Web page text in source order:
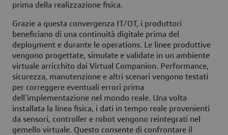
prima della realizzazione fisica.
Grazie a questa convergenza IT/OT, i produttori
beneficiano di una continuità digitale prima del
deployment e durante le operations. Le linee produttive
vengono progettate, simulate e validate in un ambiente
virtuale arricchito dai Virtual Companion. Performance,
sicurezza, manutenzione e altri scenari vengono testati
per correggere eventuali errori prima
dell’implementazione nel mondo reale. Una volta
installata la linea fisica, i dati in tempo reale provenienti
da sensori, controller e robot vengono reintegrati nel
gemello virtuale. Questo consente di confrontare il